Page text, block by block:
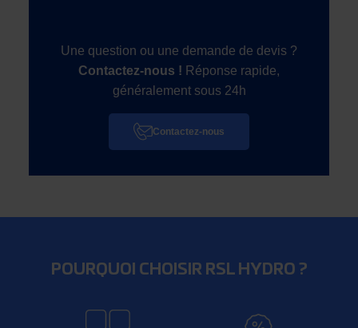
Une question ou une demande de devis ?
Contactez-nous ! Réponse rapide,
généralement sous 24h
Contactez-nous
POURQUOI CHOISIR RSL HYDRO ?